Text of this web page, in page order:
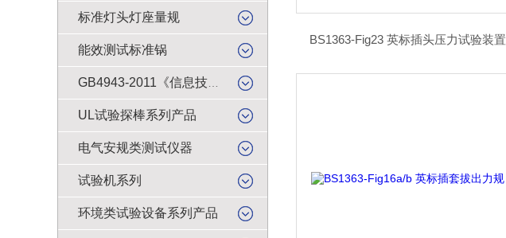
标准灯头灯座量规
能效测试标准锅
UL试验探棒系列产品
电气安规类测试仪器
试验机系列
环境类试验设备系列产品
BS1363-Fig23 英标插头压力试验装置